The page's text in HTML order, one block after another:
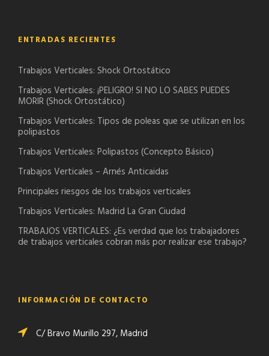
ENTRADAS RECIENTES
Trabajos Verticales: Shock Ortostático
Trabajos Verticales: ¡PELIGRO! SI NO LO SABES PUEDES
MORIR (Shock Ortostático)
Trabajos Verticales: Tipos de poleas que se utilizan en los
polipastos
Trabajos Verticales: Polipastos (Concepto Básico)
Trabajos Verticales – Arnés Anticaidas
Principales riesgos de los trabajos verticales
Trabajos Verticales: Madrid La Gran Ciudad
TRABAJOS VERTICALES: ¿Es verdad que los trabajadores
de trabajos verticales cobran más por realizar ese trabajo?
INFORMACIÓN DE CONTACTO
C/ Bravo Murillo 297, Madrid